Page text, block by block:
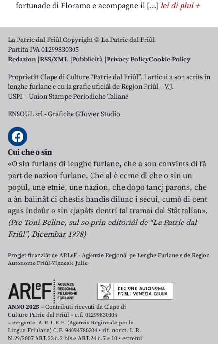
fortunade di Floramo e acompagne il […] lei di plui +
La Patrie dal Friûl Copyright © La Patrie dal Friûl
Partita IVA 01299830305
Redazion RSS/XML Pubblicità Privacy PolicyCookie Policy
Proprietât Clape di Culture “Patrie dal Friûl”. I articui a son scrits in
lenghe furlane e cu la grafie uficiâl de Regjon Friûl – V.J.
USPI – Union Stampe Periodiche Taliane
ENSOUL srl-Grafiche GTower Studio
Cui che o sin
«O sin furlans di lenghe furlane, che a son convints di fâ
part de nazion furlane. Che al è come dî che o sin un
popul, une etnie, une nazion, che dopo tancj parons, che
a àn balinât di chestis bandis dilunc i secui, cumò di cent
agns indaûr o sin cjapâts dentri tal tramai dal Stât talian».
(Pre Toni Beline, sul so prin editoriâl de “La Patrie dal
Friûl”, Dicembar 1978)
Progjet finanziât de ARLeF - Agjenzie Regjonâl pe Lenghe Furlane e de Regjon
Autonome Friûl-Vignesie Julie
ANNO 2025 – Contributi ricevuti da Clape di
Culture Patrie dal Friûl – c.f. 01299830305
– erogante: A.R.L.E.F. (Agenzia Regionale per la
Lingua Friulana) C.F. 94094780304 • rif. norm. L.R.
N.29/2007 ART.23 c.2 bis e ART.24 c.7 e 10 • estremi